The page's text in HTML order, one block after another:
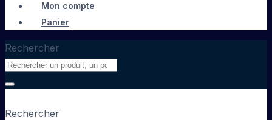
Mon compte
Panier
Rechercher
Rechercher